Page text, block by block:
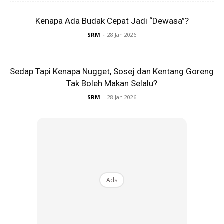
sudah boleh berfikir, ajarkan apa itu solat qada’ dan juga
dapat didengari anak sepatah-demi sepatah. InsyaAllah
Ads
Kenapa Ada Budak Cepat Jadi “Dewasa”?
SRM - 28 Jan 2026
Sedap Tapi Kenapa Nugget, Sosej dan Kentang Goreng
Tak Boleh Makan Selalu?
SRM - 28 Jan 2026
Ads